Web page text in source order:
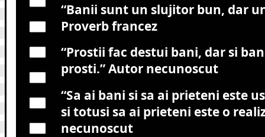
“Banii sunt un slujitor bun, dar
Proverb francez
“Prostii fac destui bani, dar si
prosti.”Autor necunoscut
“Sa ai bani si sa ai prieteni este
si totusi sa ai prieteni este o
necunoscut